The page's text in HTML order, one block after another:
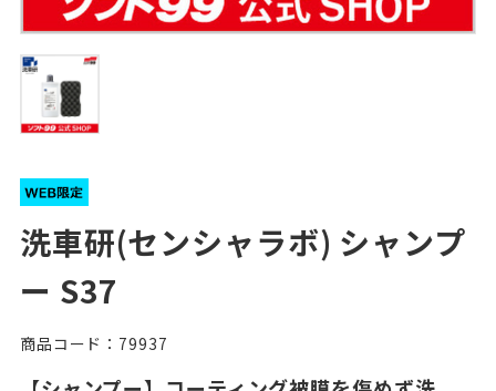
洗車研(センシャラボ) シャンプ
ー S37
商品コード：79937